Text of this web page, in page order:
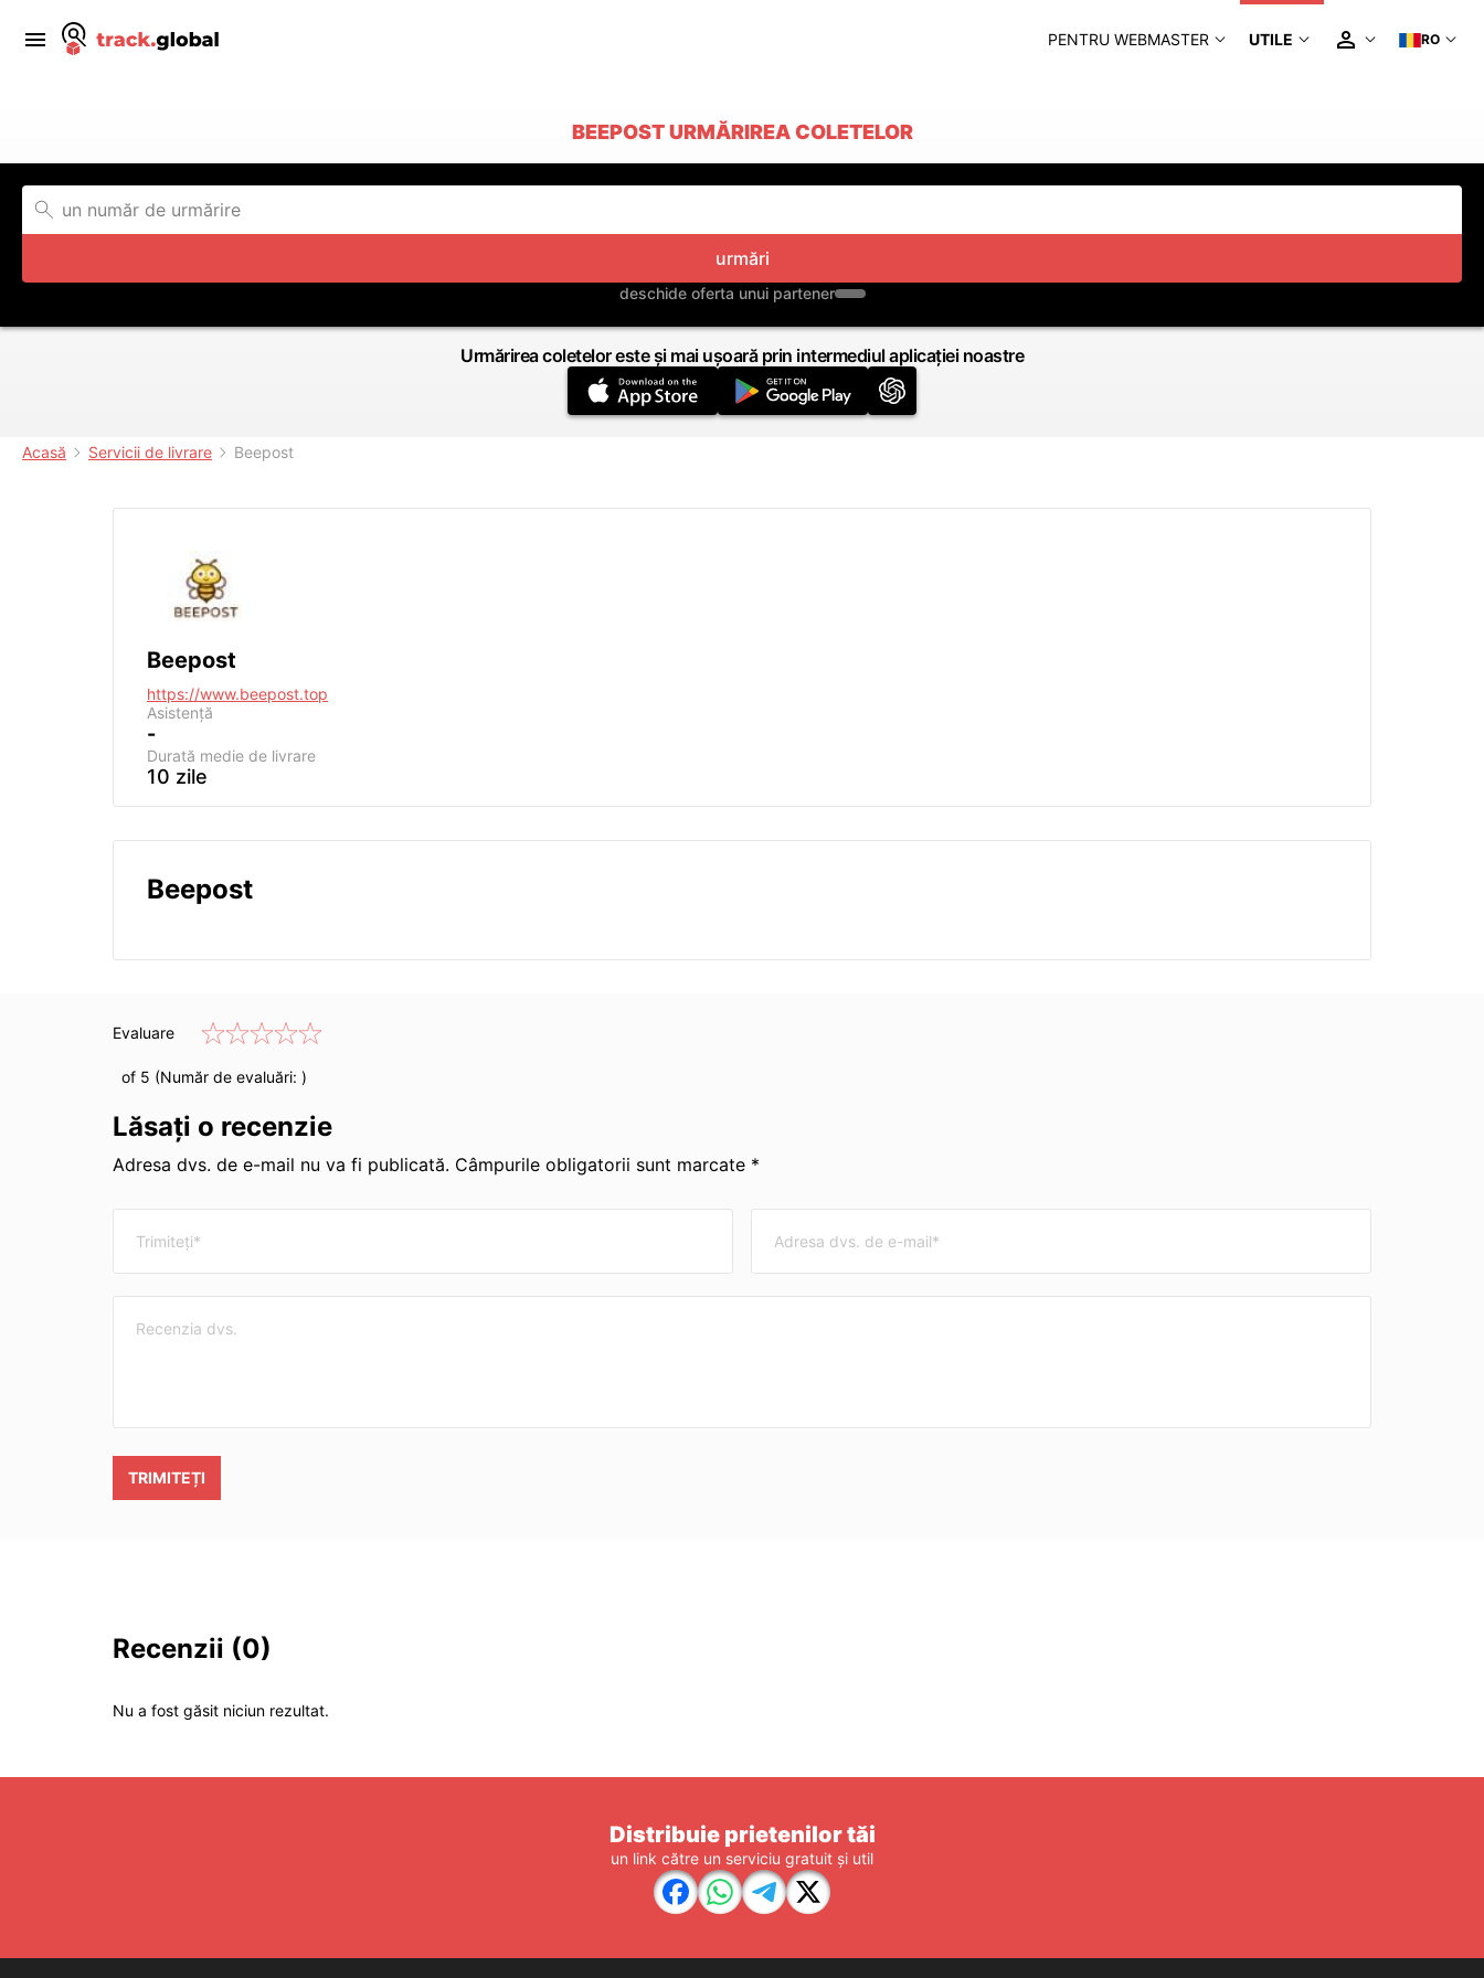
PENTRU WEBMASTER UTILE RO
BEEPOST URMĂRIREA COLETELOR
urmări
deschide oferta unui partener
Urmărirea coletelor este și mai ușoară prin intermediul aplicației noastre
Acasă Servicii de livrare Beepost
Beepost
https://www.beepost.top
Asistență
-
Durată medie de livrare
10 zile
Beepost
Evaluare
of 5 (Număr de evaluări: )
Lăsați o recenzie
Adresa dvs. de e-mail nu va fi publicată. Câmpurile obligatorii sunt marcate *
TRIMITEȚI
Recenzii (0)
Nu a fost găsit niciun rezultat.
Distribuie prietenilor tăi
un link către un serviciu gratuit și util